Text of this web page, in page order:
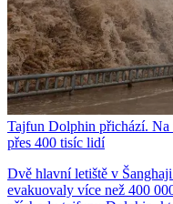
Tajfun Dolphin přichází.
přes 400 tisíc lidí
Dvě hlavní letiště v
evakuovaly více než 400